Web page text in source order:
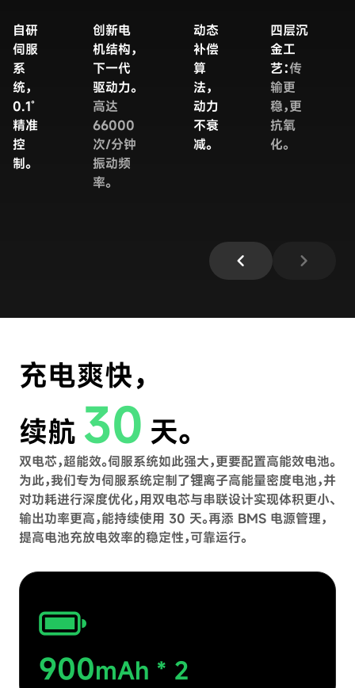
自研
伺服
系
统，
0.1˚
精准
控
制。
创新电
机结构，
下一代
驱动力。
高达
66000
次/分钟
振动频
率。
动态
补偿
算
法，
动力
不衰
减。
四层沉
金工
艺：传
输更
稳，更
抗氧
化。
chevron_left chevron_right
充电爽快，
续航 30 天。
双电芯，超能效。伺服系统如此强大，更要配置高能效电池。
为此，我们专为伺服系统定制了锂离子高能量密度电池，并
对功耗进行深度优化，用双电芯与串联设计实现体积更小、
输出功率更高，能持续使用 30 天。再添 BMS 电源管理，
提高电池充放电效率的稳定性，可靠运行。
900mAh * 2